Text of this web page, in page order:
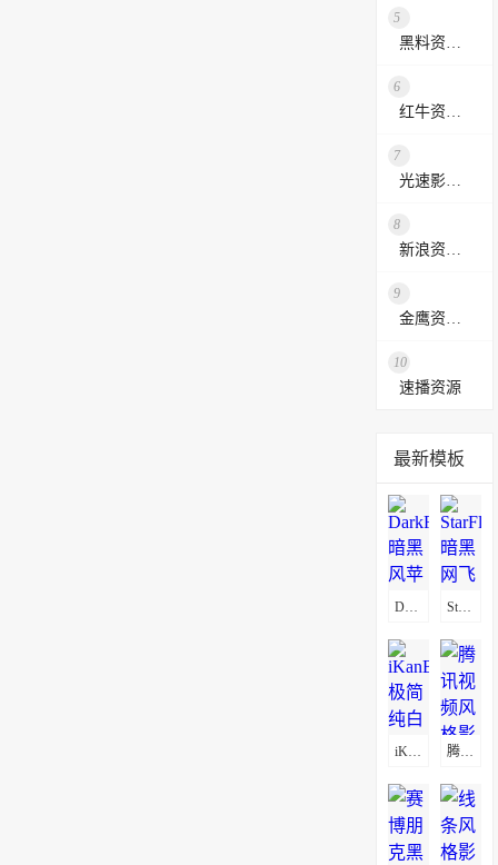
5
6
7
8
9
10
速播资源
最新模板
StarFlix暗黑网飞风影视模板
腾讯视频风格影视模板